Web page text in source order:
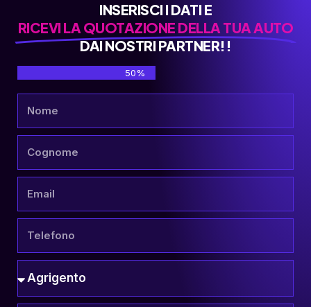
INSERISCI I DATI E
RICEVI LA QUOTAZIONE DELLA TUA AUTO
DAI NOSTRI PARTNER!!
50%